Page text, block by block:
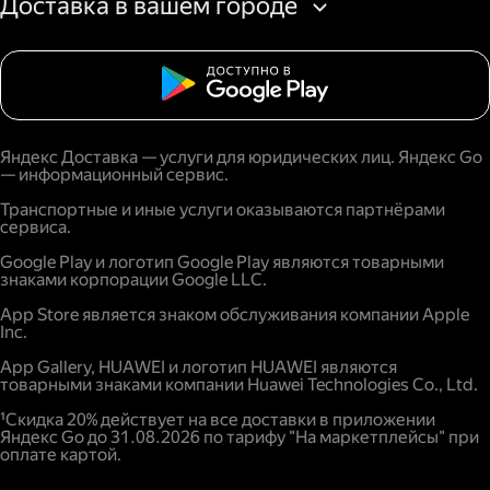
Доставка в вашем городе
Яндекс Доставка — услуги для юридических лиц. Яндекс Go
— информационный сервис.
Транспортные и иные услуги оказываются партнёрами
сервиса.
Google Play и логотип Google Play являются товарными
знаками корпорации Google LLC.
App Store является знаком обслуживания компании Apple
Inc.
App Gallery, HUAWEI и логотип HUAWEI являются
товарными знаками компании Huawei Technologies Co., Ltd.
¹Скидка 20% действует на все доставки в приложении
Яндекс Go до 31.08.2026 по тарифу "На маркетплейсы" при
оплате картой.